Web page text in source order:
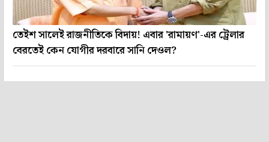
তেইশ সালেই রাজনীতিকে বিদায়! এবার 'রামায়ণ'-এর ট্রেলার
বেরতেই কেন যোগীর দরবারে সানি দেওল?